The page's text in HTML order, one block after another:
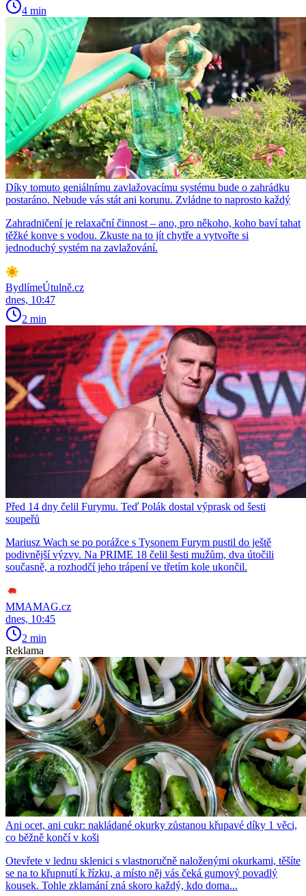
4 min
Díky tomuto geniálnímu zavlažovacímu systému bude o zahrádku
postaráno. Nebude vás stát ani korunu. Zvládne to naprosto každý
Zahradničení je relaxační činnost – ano, pro někoho, koho baví tahat
těžké konve s vodou. Zkuste na to jít chytře a vytvořte si
jednoduchý systém na zavlažování.
BydlímeÚtulně.cz
dnes, 10:47
2 min
Před 14 dny čelil Furymu. Teď Polák dostal výprask od šesti
soupeřů
Mariusz Wach se po porážce s Tysonem Furym pustil do ještě
podivnější výzvy. Na PRIME 18 čelil šesti mužům, dva útočili
současně, a rozhodčí jeho trápení ve třetím kole ukončil.
MMAMAG.cz
dnes, 10:45
2 min
Reklama
Ani ocet, ani cukr: nakládané okurky zůstanou křupavé díky 1 věci,
co běžně končí v koši
Otevřete v lednu sklenici s vlastnoručně naloženými okurkami, těšíte
se na to křupnutí k řízku, a místo něj vás čeká gumový povadlý
kousek. Tohle zklamání zná skoro každý, kdo doma...